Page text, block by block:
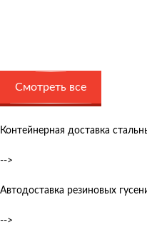
Смотреть все
Контейнерная доставка
-->
Автодоставка резиновых
-->